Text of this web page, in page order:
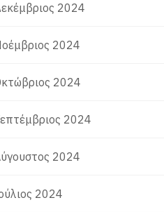
2024
2024
2024
2024
2024
2024